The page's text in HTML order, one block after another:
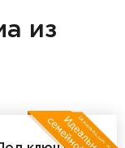
из